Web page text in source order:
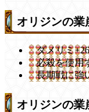
オリジンの業
ダメリミ
必殺を使用
長期戦に強
オリジンの業